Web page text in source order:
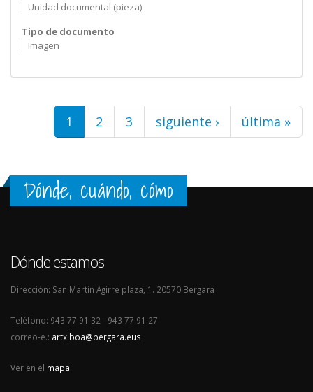
Unidad documental (pieza)
Tipo de documento
Imagen
Páginas
1 2 3 siguiente › última »
Dónde, cuándo, cómo
Dónde estamos
Dirección: San Martin Agirre plaza, 1. 20570 Bergara
Teléfono: 943 77 91 32 - 943 77 91 27
correo-e.: artxiboa@bergara.eus
Ver en el mapa